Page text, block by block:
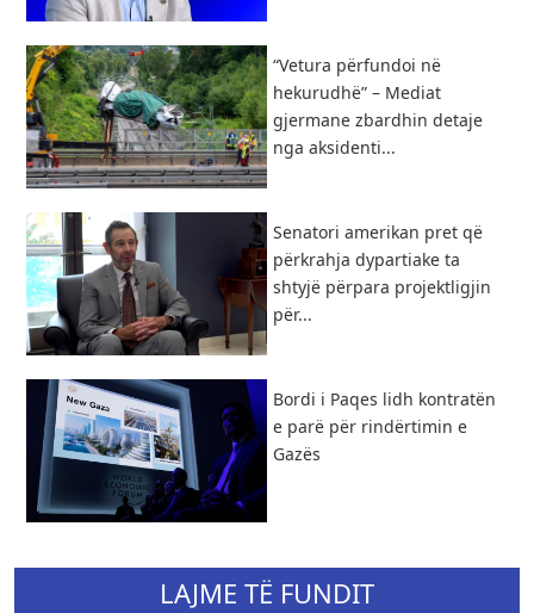
“Vetura përfundoi në
hekurudhë” – Mediat
gjermane zbardhin detaje
nga aksidenti...
Senatori amerikan pret që
përkrahja dypartiake ta
shtyjë përpara projektligjin
për...
Bordi i Paqes lidh kontratën
e parë për rindërtimin e
Gazës
LAJME TË FUNDIT